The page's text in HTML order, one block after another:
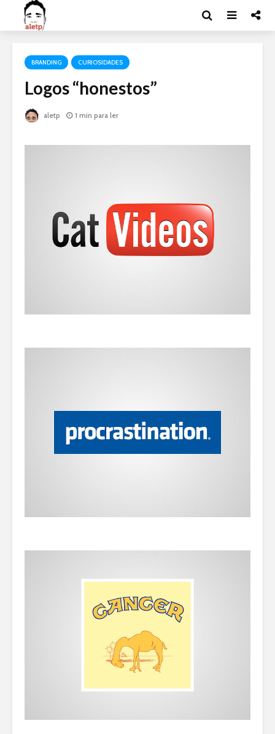
BRANDING CURIOSIDADES
Logos “honestos”
aletp 1 min para ler